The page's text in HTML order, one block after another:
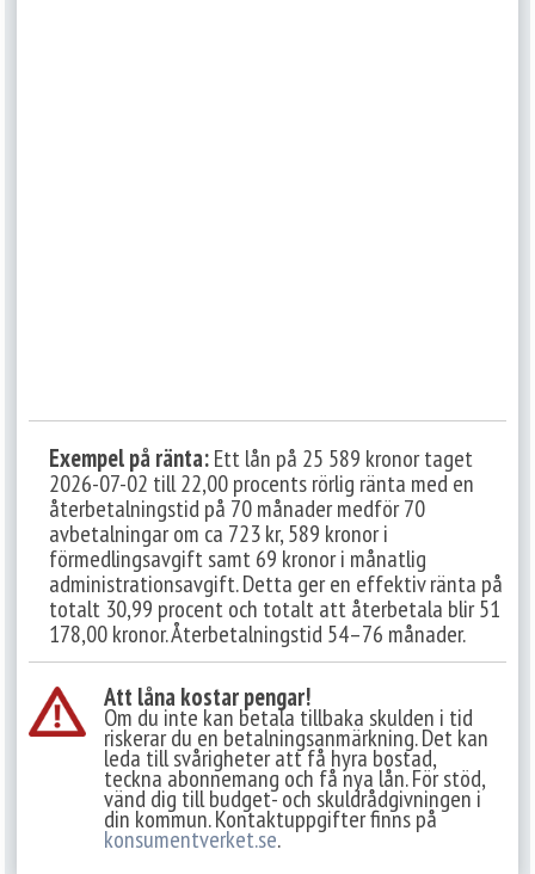
Exempel på ränta:Ett lån på 25 589 kronor taget
2026-07-02 till 22,00 procents rörlig ränta med en
återbetalningstid på 70 månader medför 70
avbetalningar om ca 723 kr, 589 kronor i
förmedlingsavgift samt 69 kronor i månatlig
administrationsavgift. Detta ger en effektiv ränta på
totalt 30,99 procent och totalt att återbetala blir 51
178,00 kronor. Återbetalningstid 54–76 månader.
Att låna kostar pengar!
Om du inte kan betala tillbaka skulden i tid
riskerar du en betalningsanmärkning. Det kan
leda till svårigheter att få hyra bostad,
teckna abonnemang och få nya lån. För stöd,
vänd dig till budget- och skuldrådgivningen i
din kommun. Kontaktuppgifter finns på
konsumentverket.se.